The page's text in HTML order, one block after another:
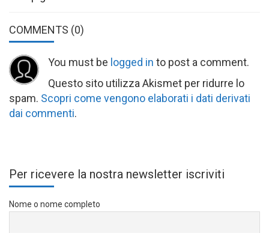
COMMENTS (0)
You must be logged in to post a comment.
Questo sito utilizza Akismet per ridurre lo
spam. Scopri come vengono elaborati i dati derivati
dai commenti.
Per ricevere la nostra newsletter iscriviti
Nome o nome completo